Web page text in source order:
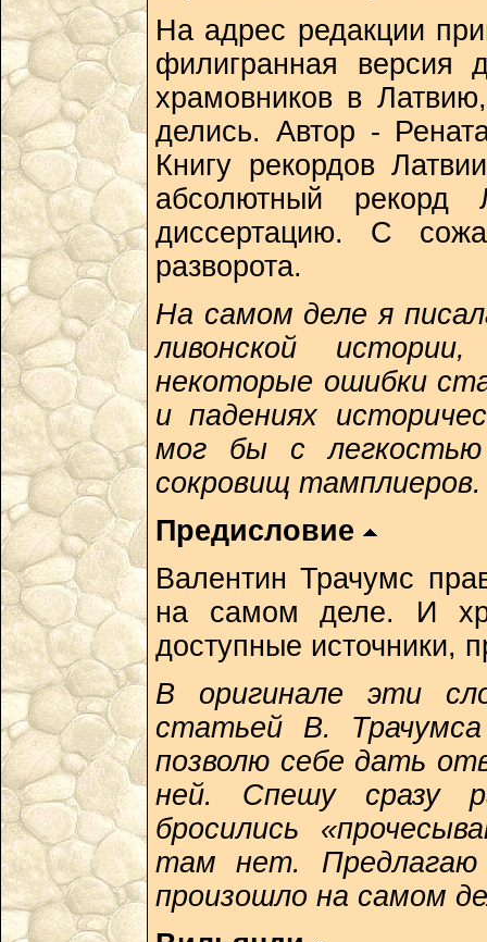
На адрес редакции
филигранная версия
храмовников в
делись. Автор -
Книгу рекордов
абсолютный рекорд
диссертацию. С
разворота.
На самом деле я
ливонской
некоторые ошибки
и падениях
мог бы с легкостью
сокровищ
Предисловие
Валентин Трачумс
на самом деле. И
доступные источники,
В оригинале эти
статьей В.
позволю себе дать
ней. Спешу сразу
бросились
там нет.
произошло на самом